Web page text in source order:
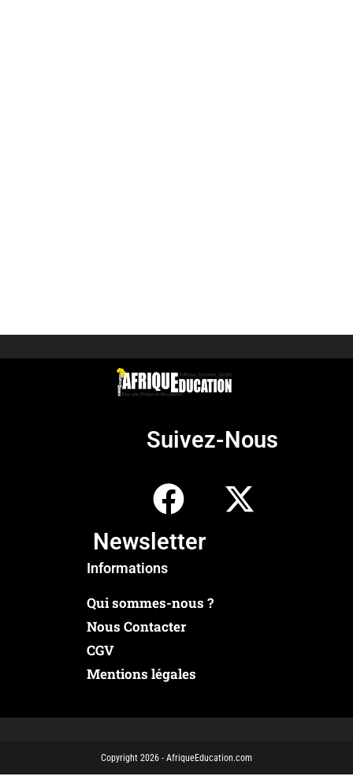
Suivez-Nous
Newsletter
Informations
Qui sommes-nous ?
Nous Contacter
CGV
Mentions légales
Copyright 2026 - AfriqueEducation.com